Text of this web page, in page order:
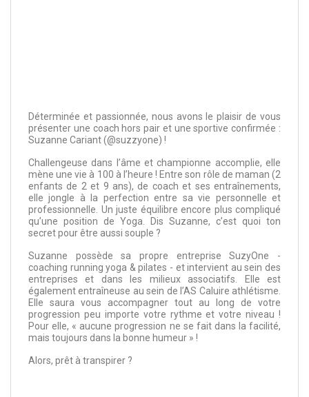
Déterminée et passionnée, nous avons le plaisir de vous
présenter une coach hors pair et une sportive confirmée :
Suzanne Cariant (@suzzyone) !
Challengeuse dans l’âme et championne accomplie, elle
mène une vie à 100 à l’heure ! Entre son rôle de maman (2
enfants de 2 et 9 ans), de coach et ses entraînements,
elle jongle à la perfection entre sa vie personnelle et
professionnelle. Un juste équilibre encore plus compliqué
qu’une position de Yoga. Dis Suzanne, c’est quoi ton
secret pour être aussi souple ?
Suzanne possède sa propre entreprise SuzyOne -
coaching running yoga & pilates - et intervient au sein des
entreprises et dans les milieux associatifs. Elle est
également entraîneuse au sein de l’AS Caluire athlétisme.
Elle saura vous accompagner tout au long de votre
progression peu importe votre rythme et votre niveau !
Pour elle, « aucune progression ne se fait dans la facilité,
mais toujours dans la bonne humeur » !
Alors, prêt à transpirer ?